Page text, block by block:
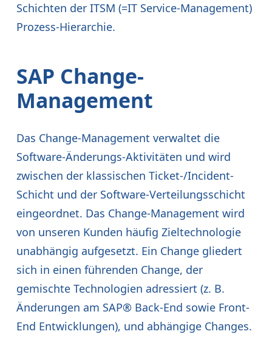
Schichten der ITSM (=IT Service-Management)
Prozess-Hierarchie.
SAP Change-
Management
Das Change-Management verwaltet die
Software-Änderungs-Aktivitäten und wird
zwischen der klassischen Ticket-/Incident-
Schicht und der Software-Verteilungsschicht
eingeordnet. Das Change-Management wird
von unseren Kunden häufig Zieltechnologie
unabhängig aufgesetzt. Ein Change gliedert
sich in einen führenden Change, der
gemischte Technologien adressiert (z. B.
Änderungen am SAP® Back-End sowie Front-
End Entwicklungen), und abhängige Changes.